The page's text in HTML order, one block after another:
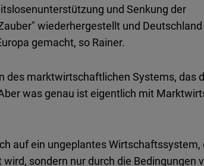
und Senkung der
wiederhergestellt und
gemacht, so Rainer.
des marktwirtschaftlichen Systems, das
was genau ist eigentlich mit
auf ein ungeplantes Wirtschaftssystem,
sondern nur durch die Bedingungen